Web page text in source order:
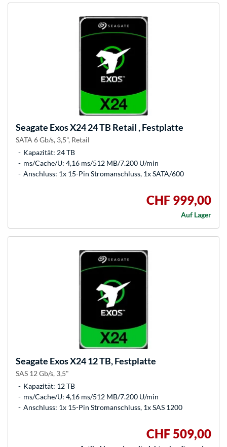
Seagate Exos X24 24 TB Retail , Festplatte
SATA 6 Gb/s, 3,5", Retail
Kapazität: 24 TB
ms/Cache/U: 4,16 ms/512 MB/7.200 U/min
Anschluss: 1x 15-Pin Stromanschluss, 1x SATA/600
CHF 999,00
Auf Lager
Seagate Exos X24 12 TB, Festplatte
SAS 12 Gb/s, 3,5"
Kapazität: 12 TB
ms/Cache/U: 4,16 ms/512 MB/7.200 U/min
Anschluss: 1x 15-Pin Stromanschluss, 1x SAS 1200
CHF 509,00